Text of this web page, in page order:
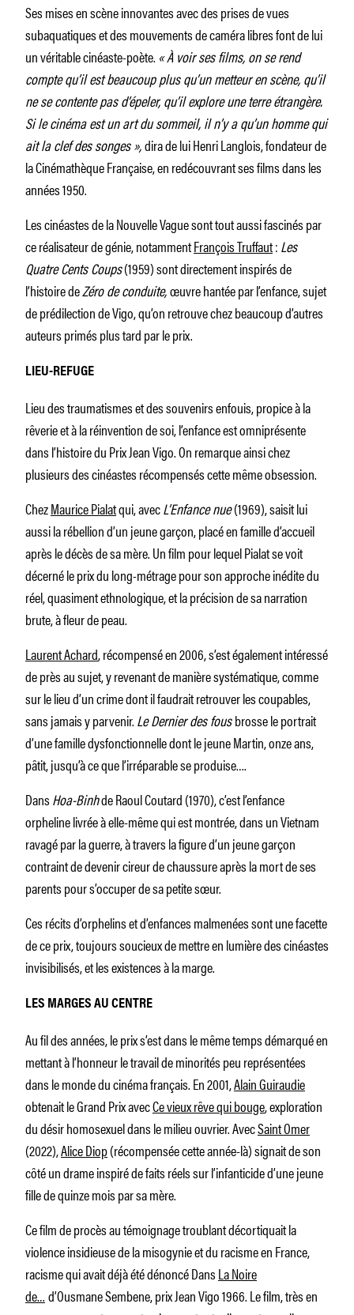
Ses mises en scène innovantes avec des prises de vues
subaquatiques et des mouvements de caméra libres font de lui
un véritable cinéaste-poète. « À voir ses films, on se rend
compte qu’il est beaucoup plus qu’un metteur en scène, qu’il
ne se contente pas d’épeler, qu’il explore une terre étrangère.
Si le cinéma est un art du sommeil, il n’y a qu’un homme qui
ait la clef des songes »,dira de lui Henri Langlois, fondateur de
la Cinémathèque Française, en redécouvrant ses films dans les
années 1950.
Les cinéastes de la Nouvelle Vague sont tout aussi fascinés par
ce réalisateur de génie, notammentFrançois Truffaut:Les
Quatre Cents Coups(1959) sont directement inspirés de
l’histoire deZéro de conduite,œuvre hantée par l’enfance, sujet
de prédilection de Vigo, qu’on retrouve chez beaucoup d’autres
auteurs primés plus tard par le prix.
LIEU-REFUGE
Lieu des traumatismes et des souvenirs enfouis, propice à la
rêverie et à la réinvention de soi, l’enfance est omniprésente
dans l’histoire du Prix Jean Vigo. On remarque ainsi chez
plusieurs des cinéastes récompensés cette même obsession.
ChezMaurice Pialatqui, avecL’Enfance nue(1969), saisit lui
aussi la rébellion d’un jeune garçon, placé en famille d’accueil
après le décès de sa mère. Un film pour lequel Pialat se voit
décerné le prix du long-métrage pour son approche inédite du
réel, quasiment ethnologique, et la précision de sa narration
brute, à fleur de peau.
Laurent Achard, récompensé en 2006, s’est également intéressé
de près au sujet, y revenant de manière systématique, comme
sur le lieu d’un crime dont il faudrait retrouver les coupables,
sans jamais y parvenir.Le Dernier des fousbrosse le portrait
d’une famille dysfonctionnelle dont le jeune Martin, onze ans,
pâtit, jusqu’à ce que l’irréparable se produise….
DansHoa-Binhde Raoul Coutard (1970), c’est l’enfance
orpheline livrée à elle-même qui est montrée, dans un Vietnam
ravagé par la guerre, à travers la figure d’un jeune garçon
contraint de devenir cireur de chaussure après la mort de ses
parents pour s’occuper de sa petite sœur.
Ces récits d’orphelins et d’enfances malmenées sont une facette
de ce prix, toujours soucieux de mettre en lumière des cinéastes
invisibilisés, et les existences à la marge.
LES MARGES AU CENTRE
Au fil des années, le prix s’est dans le même temps démarqué en
mettant à l’honneur le travail de minorités peu représentées
dans le monde du cinéma français. En 2001,Alain Guiraudie
obtenait le Grand Prix avecCe vieux rêve qui bouge, exploration
du désir homosexuel dans le milieu ouvrier. AvecSaint Omer
(2022),Alice Diop(récompensée cette année-là) signait de son
côté un drame inspiré de faits réels sur l’infanticide d’une jeune
fille de quinze mois par sa mère.
Ce film de procès au témoignage troublant décortiquait la
violence insidieuse de la misogynie et du racisme en France,
racisme qui avait déjà été dénoncé DansLa Noire
de…d’Ousmane Sembene, prix Jean Vigo 1966. Le film, très en